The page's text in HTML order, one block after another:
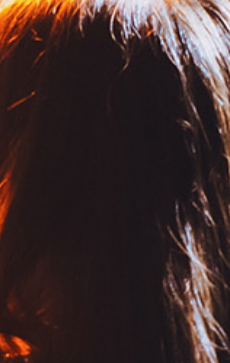
(basso), Manuel Fazzini (batteria)
Luglio
01
So What Trio
Roberto Blasi (chitarra), Anna Mandalà (voce), Tony
"Fem Production" - Vintage Games con
illustratore di gioco
H 19.30 - MUSIC TIME - RISTORANTE CORALLINA
Beatrice e Serena